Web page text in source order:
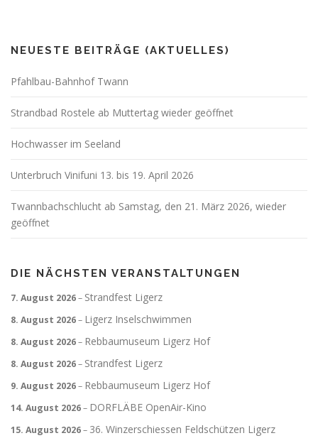
NEUESTE BEITRÄGE (AKTUELLES)
Pfahlbau-Bahnhof Twann
Strandbad Rostele ab Muttertag wieder geöffnet
Hochwasser im Seeland
Unterbruch Vinifuni 13. bis 19. April 2026
Twannbachschlucht ab Samstag, den 21. März 2026, wieder
geöffnet
DIE NÄCHSTEN VERANSTALTUNGEN
7. August 2026– Strandfest Ligerz
8. August 2026– Ligerz Inselschwimmen
8. August 2026– Rebbaumuseum Ligerz Hof
8. August 2026– Strandfest Ligerz
9. August 2026– Rebbaumuseum Ligerz Hof
14. August 2026– DORFLÄBE OpenAir-Kino
15. August 2026– 36. Winzerschiessen Feldschützen Ligerz